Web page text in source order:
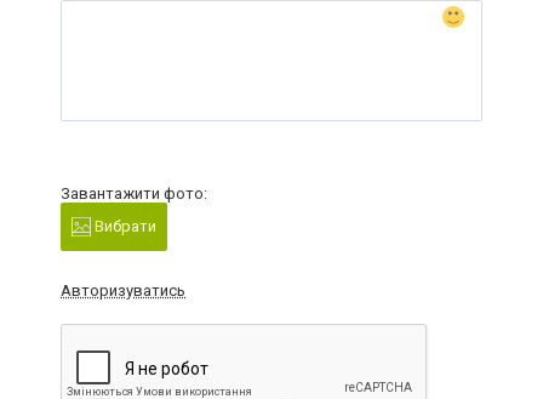
Завантажити фото:
Вибрати
Авторизуватись